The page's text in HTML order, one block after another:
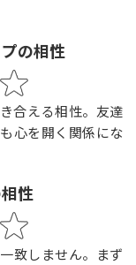
の相性
合える相性。友達
心を開く関係にな
性
致しません。まず